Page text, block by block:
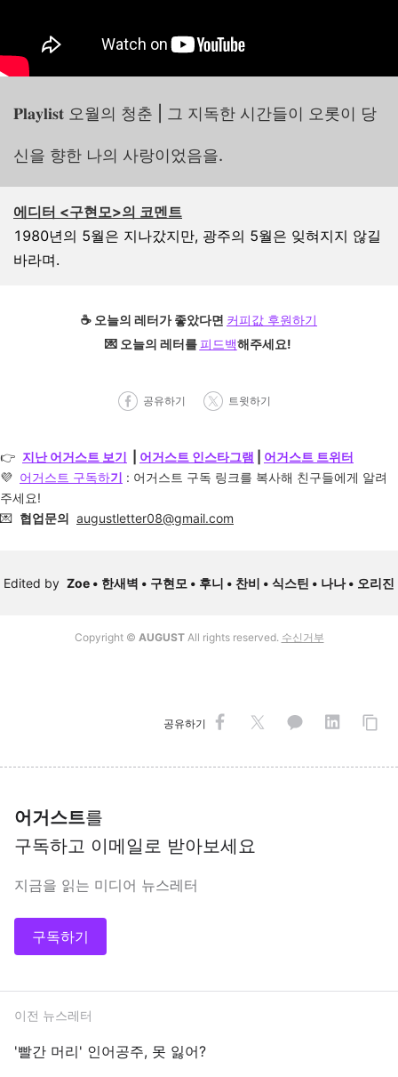
𝐏𝐥𝐚𝐲𝐥𝐢𝐬𝐭 오월의 청춘 | 그 지독한 시간들이 오롯이 당
신을 향한 나의 사랑이었음을.
에디터 <구현모>의 코멘트
1980년의 5월은 지나갔지만, 광주의 5월은 잊혀지지 않길
바라며.
☕️ 오늘의 레터가 좋았다면 커피값 후원하기
💌 오늘의 레터를피드백해주세요!
공유하기 트윗하기
👉 지난 어거스트 보기 어거스트 인스타그램
어거스트 트위터
💜 어거스트 구독하기 : 어거스트 구독 링크를 복사해 친구들에게 알려
주세요!
💌 협업문의 augustletter08@gmail.com
Edited by Zoe • 한새벽 • 구현모 • 후니 • 찬비 • 식스틴 • 나나 • 오리진
Copyright © AUGUSTAll rights reserved. 수신거부
공유하기
어거스트를
구독하고 이메일로 받아보세요
지금을 읽는 미디어 뉴스레터
구독하기
이전 뉴스레터
'빨간 머리' 인어공주, 못 잃어?